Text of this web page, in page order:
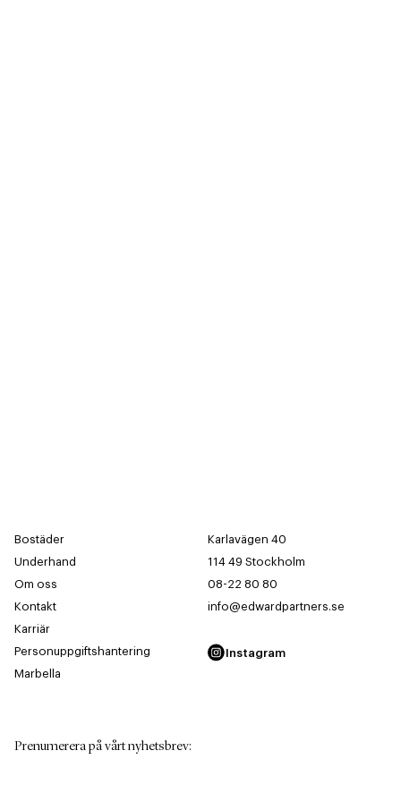
Bostäder
Underhand
Om oss
Kontakt
Karriär
Personuppgiftshantering
Marbella
Karlavägen 40
114 49 Stockholm
08-22 80 80
info@edwardpartners.se
Instagram
Prenumerera på vårt nyhetsbrev: